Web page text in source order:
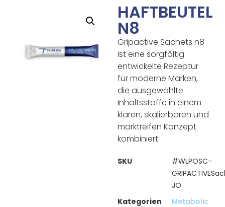
HAFTBEUTEL
N8
Gripactive Sachets n8
ist eine sorgfältig
entwickelte Rezeptur
für moderne Marken,
die ausgewählte
Inhaltsstoffe in einem
klaren, skalierbaren und
marktreifen Konzept
kombiniert.
SKU
#WLPOSC-
JO
Kategorien
Metabolic